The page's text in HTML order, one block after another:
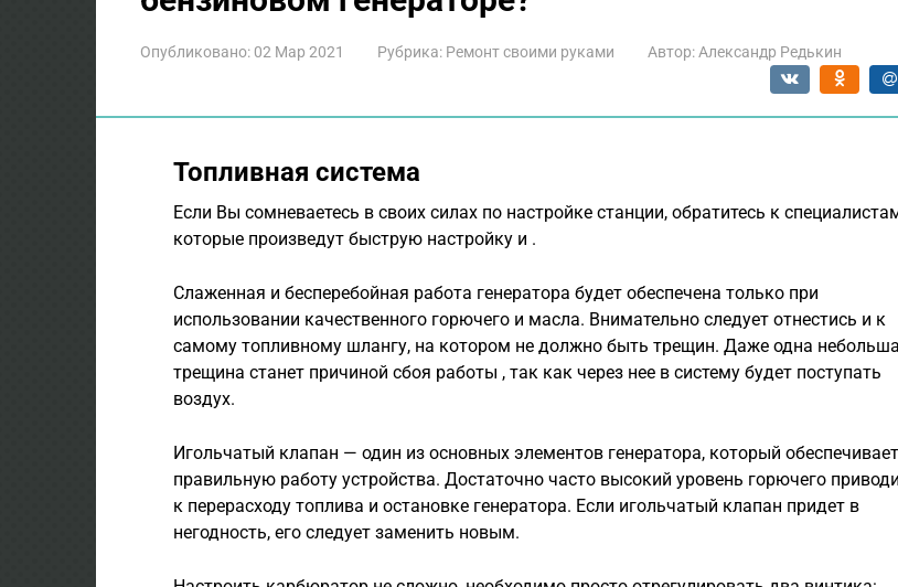
Опубликовано: 02 Мар 2021 Рубрика: Ремонт своими руками Автор: Александр Редькин
Топливная система
Если Вы сомневаетесь в своих силах по настройке станции, обратитесь к
которые произведут быструю настройку и .
Слаженная и бесперебойная работа генератора будет обеспечена только при
использовании качественного горючего и масла. Внимательно следует отнестись и к
самому топливному шлангу, на котором не должно быть трещин. Даже одна
трещина станет причиной сбоя работы , так как через нее в систему будет поступать
воздух.
Игольчатый клапан — один из основных элементов генератора, который обеспечивает
правильную работу устройства. Достаточно часто высокий уровень горючего
к перерасходу топлива и остановке генератора. Если игольчатый клапан придет в
негодность, его следует заменить новым.